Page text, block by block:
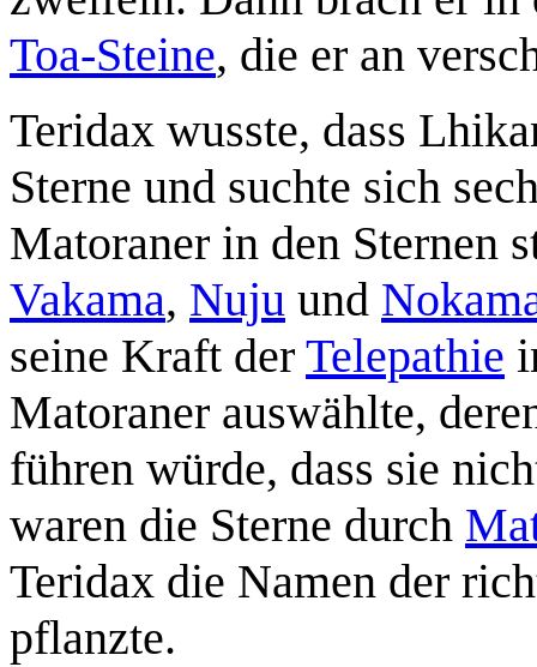
Toa-Steine, die er an
Teridax wusste, dass
Sterne und suchte sich
Matoraner in den Sternen
Vakama, Nuju und
seine Kraft der Telepathie
Matoraner auswählte,
führen würde, dass sie
waren die Sterne durch
Teridax die Namen der
pflanzte.